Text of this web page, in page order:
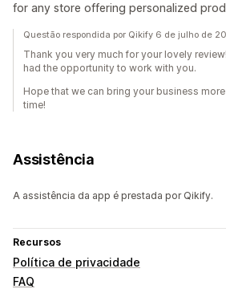
for any store offering personalized
Questão respondida por Qikify 6 de julho de
Thank you very much for your lovely
had the opportunity to work with you.
Hope that we can bring your business
time!
Assistência
A assistência da app é prestada por Qikify.
Recursos
Política de privacidade
FAQ